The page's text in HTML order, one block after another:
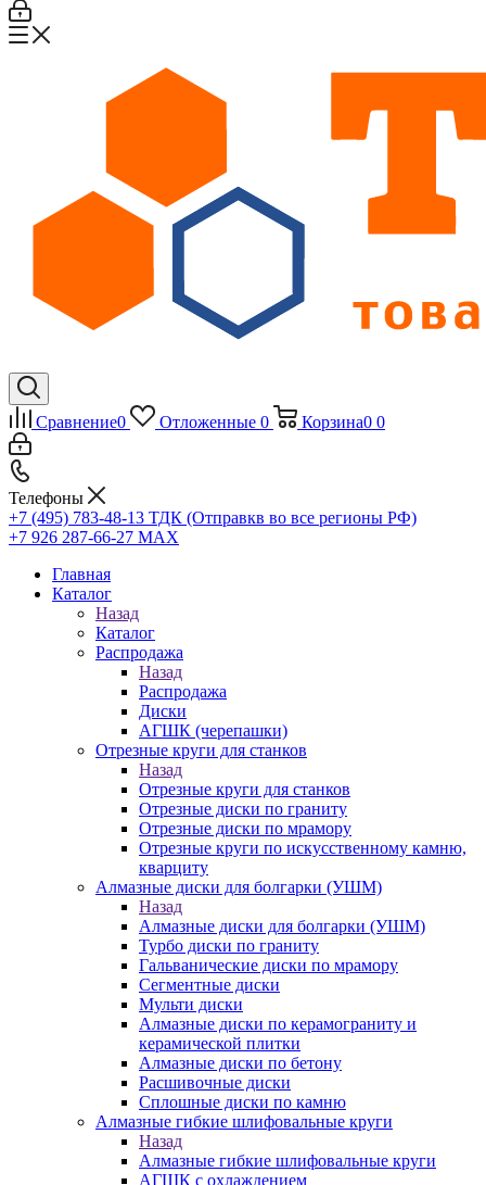
Сравнение0 Отложенные 0 Корзина0 0
Телефоны
+7 (495) 783-48-13 ТДК (Отправкв во все регионы РФ)
+7 926 287-66-27 МАХ
Главная
Каталог
Назад
Каталог
Распродажа
Назад
Распродажа
Диски
АГШК (черепашки)
Отрезные круги для станков
Назад
Отрезные круги для станков
Отрезные диски по граниту
Отрезные диски по мрамору
Отрезные круги по искусственному камню,
кварциту
Алмазные диски для болгарки (УШМ)
Назад
Алмазные диски для болгарки (УШМ)
Турбо диски по граниту
Гальванические диски по мрамору
Сегментные диски
Мульти диски
Алмазные диски по керамограниту и
керамической плитки
Алмазные диски по бетону
Расшивочные диски
Сплошные диски по камню
Алмазные гибкие шлифовальные круги
Назад
Алмазные гибкие шлифовальные круги
АГШК с охлаждением